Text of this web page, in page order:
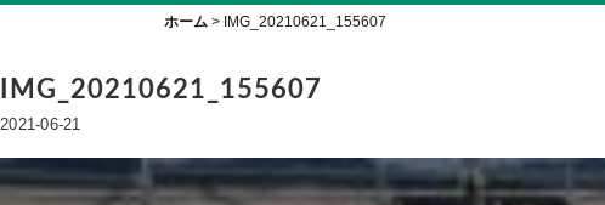
ホーム> IMG_20210621_155607
IMG_20210621_155607
2021-06-21